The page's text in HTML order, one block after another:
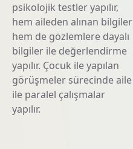
psikolojik testler yapılır,
hem aileden alınan bilgiler
hem de gözlemlere dayalı
bilgiler ile değerlendirme
yapılır. Çocuk ile yapılan
görüşmeler sürecinde aile
ile paralel çalışmalar
yapılır.